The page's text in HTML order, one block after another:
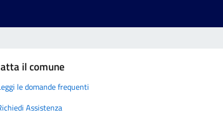
il comune
le domande frequenti
Assistenza